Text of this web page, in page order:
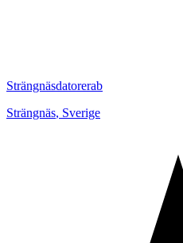
Strängnäsdatorerab
Strängnäs, Sverige